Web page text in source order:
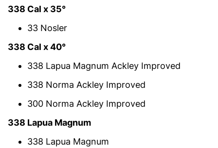
338 Cal x 35°
33 Nosler
338 Cal x 40°
338 Lapua Magnum Ackley Improved
338 Norma Ackley Improved
300 Norma Ackley Improved
338 Lapua Magnum
338 Lapua Magnum